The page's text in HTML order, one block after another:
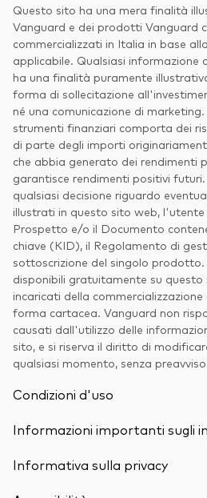
Documenti importanti
Investi con Vanguard
Questo sito ha una mera finalità
Vanguard e dei prodotti Vanguard
commercializzati in Italia in base
applicabile. Qualsiasi informazione
ha una finalità puramente
forma di sollecitazione
né una comunicazione di
strumenti finanziari comporta dei
di parte degli importi
che abbia generato dei rendimenti
garantisce rendimenti positivi
qualsiasi decisione riguardo
illustrati in questo sito web,
Prospetto e/o il Documento
chiave (KID), il Regolamento di
sottoscrizione del singolo
disponibili gratuitamente su
incaricati della
forma cartacea. Vanguard non
causati dall'utilizzo delle
sito, e si riserva il diritto di
qualsiasi momento, senza
Condizioni d'uso
Informazioni importanti sugli
Informativa sulla privacy